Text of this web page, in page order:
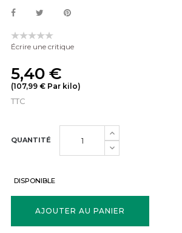
Écrire une critique
5,40 €
(107,99 € Par kilo)
TTC
QUANTITÉ
DISPONIBLE
AJOUTER AU PANIER